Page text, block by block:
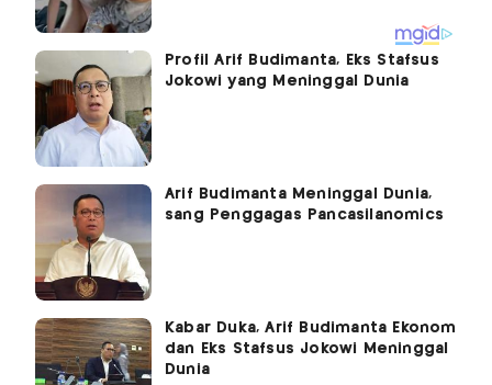
Profil Arif Budimanta, Eks Stafsus
Jokowi yang Meninggal Dunia
Arif Budimanta Meninggal Dunia,
sang Penggagas Pancasilanomics
Kabar Duka, Arif Budimanta Ekonom
dan Eks Stafsus Jokowi Meninggal
Dunia